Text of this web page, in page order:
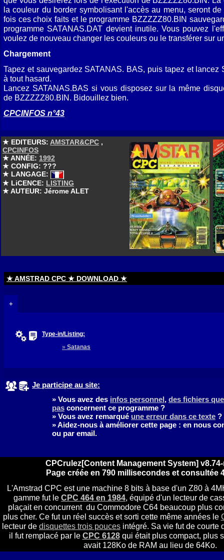
la couleur du border symbolisant l'accès au menu, seront
fois ces choix faits et le programme BZZZZZ80.BIN
programme SATANAS.DAT devient inutile. Vous pouvez
voulez de nouveau changer les couleurs ou le transférer sur
Chargement
Tapez et sauvegardez SATANAS. BAS, puis tapez et lancez
à tout hasard.
Lancez SATANAS.BAS si vous disposez sur la même
de BZZZZZ80.BIN. Bidouillez bien.
CPCINFOS n°43
★ EDITEURS: AMSTAR&CPC ,
CPCINFOS
★ ANNÉE: 1992
★ CONFIG: ???
★ LANGAGE:
★ LiCENCE: LISTING
★ AUTEUR: Jérome ALET
★ AMSTRAD CPC ★ DOWNLOAD ★
+
Type-in/Listing:
» Satanas
Je participe au site:
» Vous avez des infos personnel, des fichiers
pas concernent ce programme ?
» Vous avez remarqué une erreur dans ce texte ?
» Aidez-nous à améliorer cette page : en nous
ou par email.
CPCrulez[Content Management System]
Page créée en 790 millisecondes et consultée
L'Amstrad CPC est une machine 8 bits à base d'un Z80 à
gamme fut le CPC 464 en 1984, équipé d'un lecteur de
plaçait en concurrent du Commodore C64 beaucoup plus
plus cher. Ce fut un réel succès et sorti cette même années le
lecteur de disquettes trois pouces intégré. Sa vie fut de courte
il fut remplacé par le CPC 6128qui était plus compact, plus
avait 128Ko de RAM au lieu de 64Ko.